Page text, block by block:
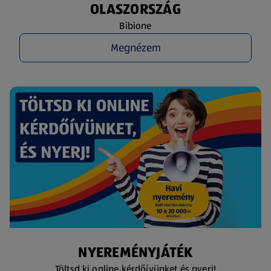
OLASZORSZÁG
Bibione
Megnézem
NYEREMÉNYJÁTÉK